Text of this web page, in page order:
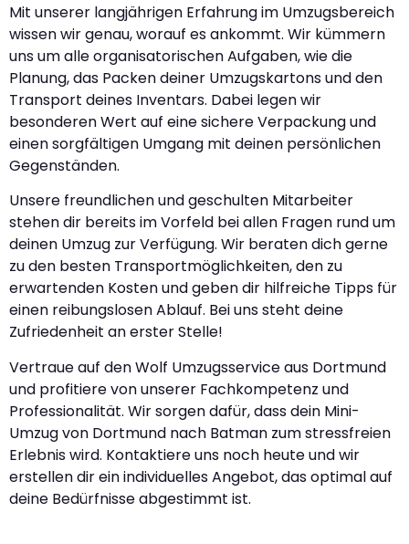
Mit unserer langjährigen Erfahrung im Umzugsbereich
wissen wir genau, worauf es ankommt. Wir kümmern
uns um alle organisatorischen Aufgaben, wie die
Planung, das Packen deiner Umzugskartons und den
Transport deines Inventars. Dabei legen wir
besonderen Wert auf eine sichere Verpackung und
einen sorgfältigen Umgang mit deinen persönlichen
Gegenständen.
Unsere freundlichen und geschulten Mitarbeiter
stehen dir bereits im Vorfeld bei allen Fragen rund um
deinen Umzug zur Verfügung. Wir beraten dich gerne
zu den besten Transportmöglichkeiten, den zu
erwartenden Kosten und geben dir hilfreiche Tipps für
einen reibungslosen Ablauf. Bei uns steht deine
Zufriedenheit an erster Stelle!
Vertraue auf den Wolf Umzugsservice aus Dortmund
und profitiere von unserer Fachkompetenz und
Professionalität. Wir sorgen dafür, dass dein Mini-
Umzug von Dortmund nach Batman zum stressfreien
Erlebnis wird. Kontaktiere uns noch heute und wir
erstellen dir ein individuelles Angebot, das optimal auf
deine Bedürfnisse abgestimmt ist.